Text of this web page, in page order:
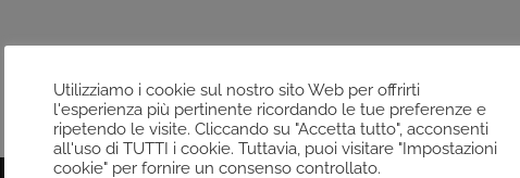
Utilizziamo i cookie sul nostro sito Web per offrirti
l'esperienza più pertinente ricordando le tue preferenze e
ripetendo le visite. Cliccando su "Accetta tutto", acconsenti
all'uso di TUTTI i cookie. Tuttavia, puoi visitare "Impostazioni
cookie" per fornire un consenso controllato.